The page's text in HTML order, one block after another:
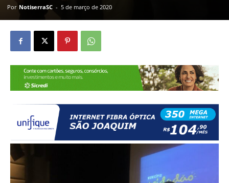
Por NotiserraSC - 5 de março de 2020